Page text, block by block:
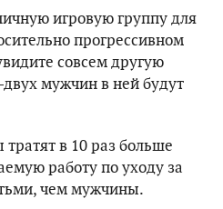
игровую группу для
прогрессивном
совсем другую
мужчин в ней будут
в 10 раз больше
работу по уходу за
чем мужчины.